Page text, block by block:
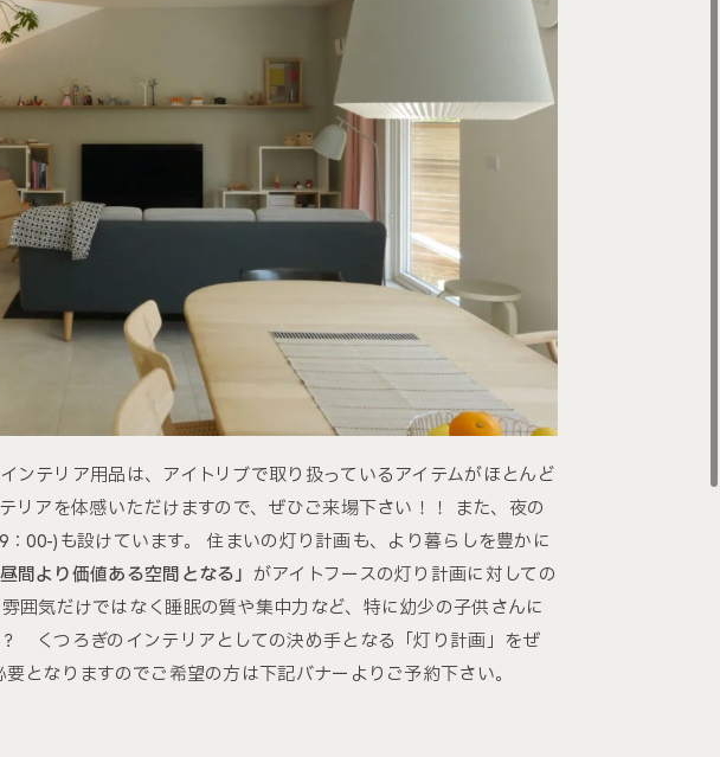
ンテリア用品は、アイトリブで取り扱っているアイテムがほとんど
リアを体感いただけますので、ぜひご来場下さい！！ また、夜の
00-)も設けています。 住まいの灯り計画も、より暮らしを豊かに
昼間より価値ある空間となる」 がアイトフースの灯り計画に対しての
囲気だけではなく睡眠の質や集中力など、特に幼少の子供さんに
くつろぎのインテリアとしての決め手となる「灯り計画」をぜ
となりますのでご希望の方は下記バナーよりご予約下さい。